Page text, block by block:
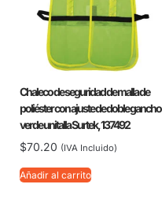
Chaleco de seguridad de malla de
poliéster con ajuste de doble gancho
verde unitalla Surtek, 137492
$70.20 (IVA Incluido)
Añadir al carrito